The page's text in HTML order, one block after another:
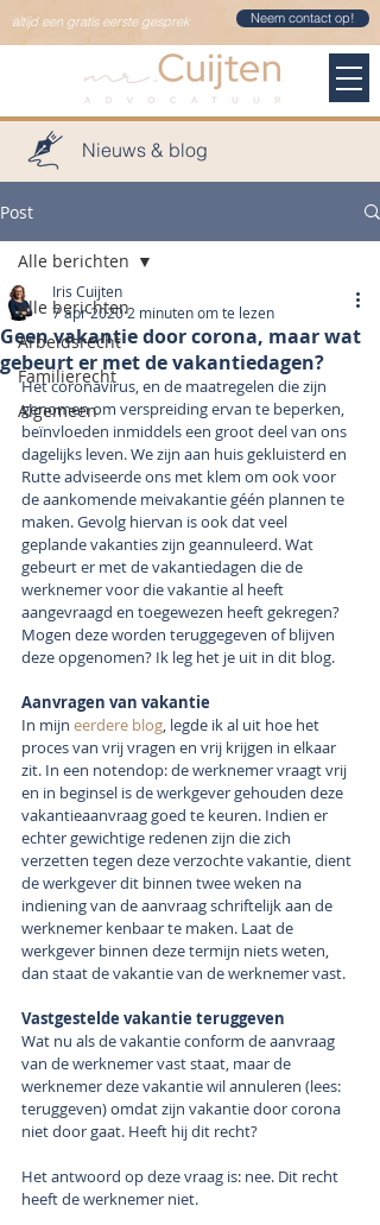
Neem contact op!
altijd een gratis eerste gesprek
Nieuws & blog
Post
Alle berichten
Arbeidsrecht
Familierecht
Algemeen
Alle berichten
Geen vakantie door corona, maar wat
gebeurt er met de vakantiedagen?
Iris Cuijten
7 apr 20202 minuten om te lezen
Het coronavirus, en de maatregelen die zijn
genomen om verspreiding ervan te beperken,
beïnvloeden inmiddels een groot deel van ons
dagelijks leven. We zijn aan huis gekluisterd en
Rutte adviseerde ons met klem om ook voor
de aankomende meivakantie géén plannen te
maken. Gevolg hiervan is ook dat veel
geplande vakanties zijn geannuleerd. Wat
gebeurt er met de vakantiedagen die de
werknemer voor die vakantie al heeft
aangevraagd en toegewezen heeft gekregen?
Mogen deze worden teruggegeven of blijven
deze opgenomen? Ik leg het je uit in dit blog.
Aanvragen van vakantie
In mijn eerdere blog, legde ik al uit hoe het
proces van vrij vragen en vrij krijgen in elkaar
zit. In een notendop: de werknemer vraagt vrij
en in beginsel is de werkgever gehouden deze
vakantieaanvraag goed te keuren. Indien er
echter gewichtige redenen zijn die zich
verzetten tegen deze verzochte vakantie, dient
de werkgever dit binnen twee weken na
indiening van de aanvraag schriftelijk aan de
werknemer kenbaar te maken. Laat de
werkgever binnen deze termijn niets weten,
dan staat de vakantie van de werknemer vast.
Vastgestelde vakantie teruggeven
Wat nu als de vakantie conform de aanvraag
van de werknemer vast staat, maar de
werknemer deze vakantie wil annuleren (lees:
teruggeven) omdat zijn vakantie door corona
niet door gaat. Heeft hij dit recht?
Het antwoord op deze vraag is: nee. Dit recht
heeft de werknemer niet.